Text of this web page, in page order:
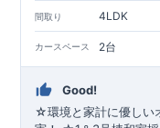
間取り 4LDK
カースペース 2台
Good!
☆環境と家計に優しい